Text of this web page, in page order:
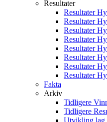
Resultater
Resultater
Resultater
Resultater
Resultater
Resultater
Resultater
Resultater
Resultater
Fakta
Arkiv
Tidligere
Tidligere
Utvikling lag